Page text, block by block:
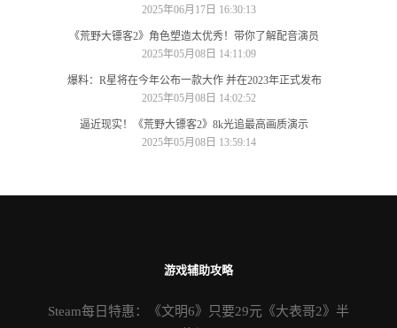
2025年06月17日 16:30:13
《荒野大镖客2》角色塑造太优秀！带你了解配音演员
2025年05月08日 14:11:09
爆料：R星将在今年公布一款大作 并在2023年正式发布
2025年05月08日 14:02:52
逼近现实！《荒野大镖客2》8k光追最高画质演示
2025年05月08日 13:59:14
游戏辅助攻略
Steam每日特惠：《文明6》只要29元《大表哥2》半